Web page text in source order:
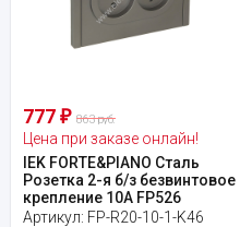
777 ₽ 863 руб.
Цена при заказе онлайн!
IEK FORTE&PIANO Сталь
Розетка 2-я б/з безвинтовое
крепление 10А FP526
Артикул: FP-R20-10-1-K46